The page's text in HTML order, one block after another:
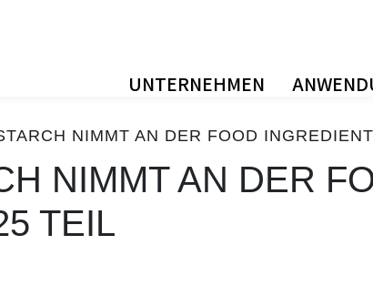
UNTERNEHMEN
NIMMT AN DER FOOD
NIMMT AN DER
TEIL